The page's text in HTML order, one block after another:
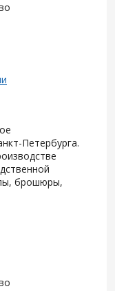
Петербурга.
брошюры,